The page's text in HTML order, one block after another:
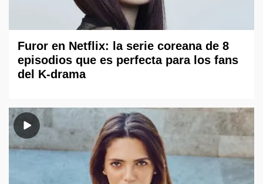
Furor en Netflix: la serie coreana de 8
episodios que es perfecta para los fans
del K-drama